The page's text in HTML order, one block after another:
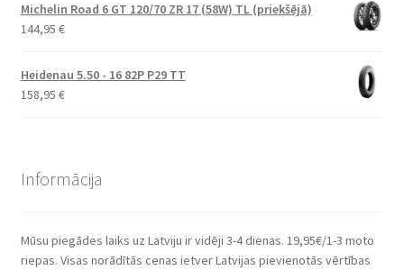
Michelin Road 6 GT 120/70 ZR 17 (58W) TL (priekšējā)
144,95 €
Heidenau 5.50 - 16 82P P29 TT
158,95 €
Informācija
Mūsu piegādes laiks uz Latviju ir vidēji 3-4 dienas. 19,95€/1-3 moto
riepas. Visas norādītās cenas ietver Latvijas pievienotās vērtības